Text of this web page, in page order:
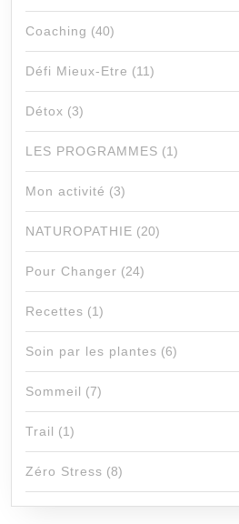
Coaching (40)
Défi Mieux-Etre (11)
Détox (3)
LES PROGRAMMES (1)
Mon activité (3)
NATUROPATHIE (20)
Pour Changer (24)
Recettes (1)
Soin par les plantes (6)
Sommeil (7)
Trail (1)
Zéro Stress (8)